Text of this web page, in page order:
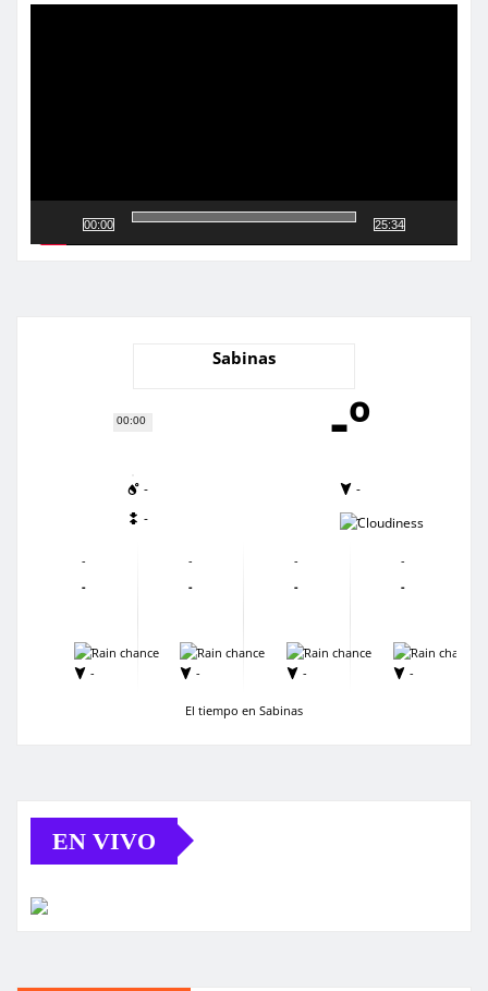
00:00
00:00
25:34
Sabinas
-º
-
-
-
-
-
-
-
-
-
-
-
-
-
-
-
-
-
-
-
-
El tiempo en Sabinas
EN VIVO